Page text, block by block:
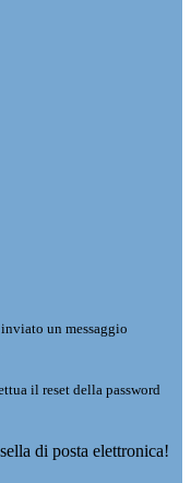
un messaggio
il reset della password
di posta elettronica!